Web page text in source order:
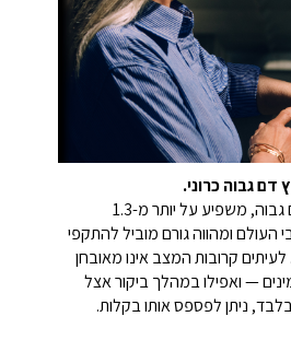
גבוה כרוני.
יתר לחץ דם, או לחץ דם גבוה, משפיע על יותר מ-1.3
העולם ומהווה גורם מוביל להתקפי
קרובות המצב אינו מאובחן
— ואפילו במהלך ביקור אצל
ניתן לפספס אותו בקלות.